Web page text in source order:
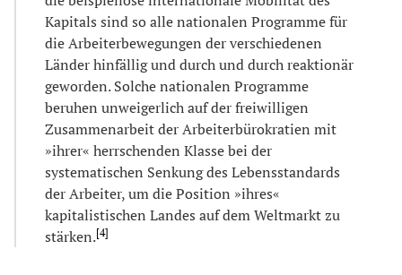
Kapitals sind so alle nationalen Programme für
die Arbeiterbewegungen der verschiedenen
Länder hinfällig und durch und durch reaktionär
geworden. Solche nationalen Programme
beruhen unweigerlich auf der freiwilligen
Zusammenarbeit der Arbeiterbürokratien mit
»ihrer« herrschenden Klasse bei der
systematischen Senkung des Lebensstandards
der Arbeiter, um die Position »ihres«
kapitalistischen Landes auf dem Weltmarkt zu
stärken.[4]